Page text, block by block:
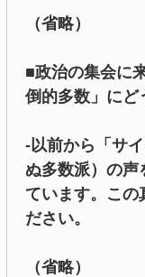
（省略）
■政治の集会に
倒的多数」にど
-以前から「サ
ぬ多数派）の声
ています。この
ださい。
（省略）